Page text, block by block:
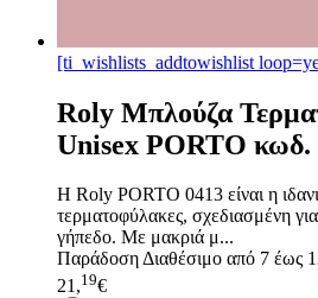
[ti_wishlists_addtowishlist
Roly Μπλούζα
Unisex PORTO κωδ.
Η Roly PORTO 0413 είναι η
τερματοφύλακες, σχεδιασμένη
γήπεδο. Με μακριά μ...
ΠαράδοσηΔιαθέσιμο από 7 έως
21,19€